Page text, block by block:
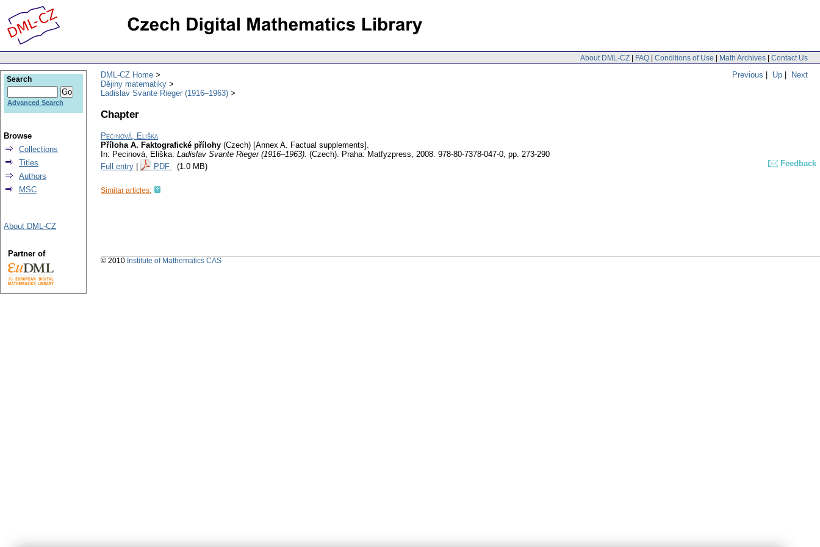
About DML-CZ | FAQ | Conditions of Use | Math Archives | Contact Us
Previous | Up | Next
DML-CZ Home
Dějiny matematiky
Ladislav Svante Rieger (1916–1963)
Chapter
Pecinová, Eliška
Příloha A. Faktografické přílohy (Czech) [Annex A. Factual supplements].
In: Pecinová, Eliška: Ladislav Svante Rieger (1916–1963). (Czech). Praha: Matfyzpress, 2008. 978-80-7378-047-0, pp. 273-290
Full entry
PDF (1.0 MB) Feedback
Similar articles:
Search
Advanced Search
Browse
Collections
Titles
Authors
MSC
About DML-CZ
Partner of
© 2010 Institute of Mathematics CAS